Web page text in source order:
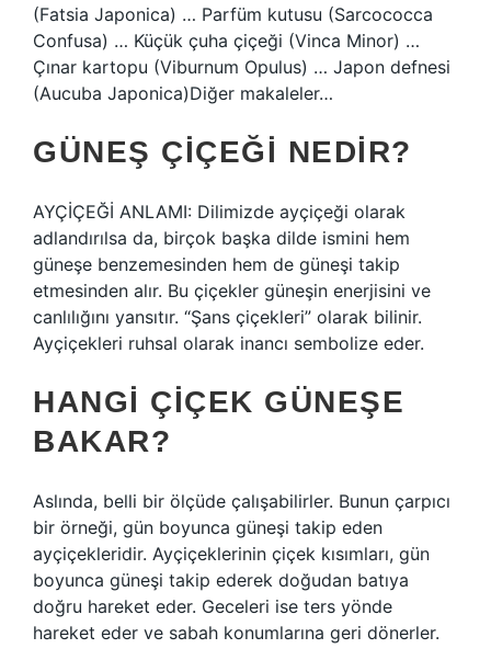
(Fatsia Japonica) … Parfüm kutusu (Sarcococca
Confusa) … Küçük çuha çiçeği (Vinca Minor) …
Çınar kartopu (Viburnum Opulus) … Japon defnesi
(Aucuba Japonica)Diğer makaleler…
GÜNEŞ ÇIÇEĞI NEDIR?
AYÇİÇEĞİ ANLAMI: Dilimizde ayçiçeği olarak
adlandırılsa da, birçok başka dilde ismini hem
güneşe benzemesinden hem de güneşi takip
etmesinden alır. Bu çiçekler güneşin enerjisini ve
canlılığını yansıtır. “Şans çiçekleri” olarak bilinir.
Ayçiçekleri ruhsal olarak inancı sembolize eder.
HANGI ÇIÇEK GÜNEŞE
BAKAR?
Aslında, belli bir ölçüde çalışabilirler. Bunun çarpıcı
bir örneği, gün boyunca güneşi takip eden
ayçiçekleridir. Ayçiçeklerinin çiçek kısımları, gün
boyunca güneşi takip ederek doğudan batıya
doğru hareket eder. Geceleri ise ters yönde
hareket eder ve sabah konumlarına geri dönerler.